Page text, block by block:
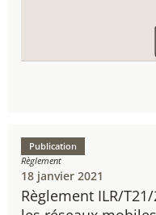
Règlement ILR/
Publication
Règlement
18 janvier 2021